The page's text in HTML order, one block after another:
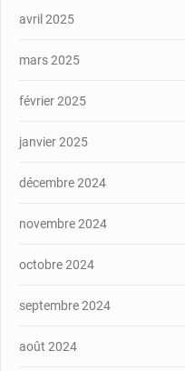
avril 2025
mars 2025
février 2025
janvier 2025
décembre 2024
novembre 2024
octobre 2024
septembre 2024
août 2024